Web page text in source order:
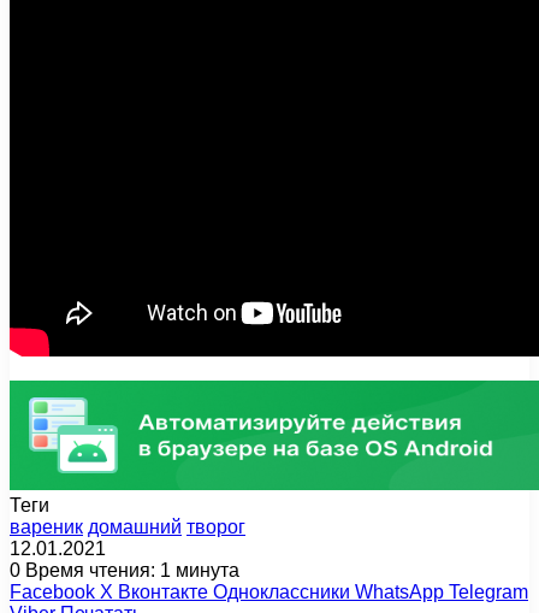
Теги
вареник домашний творог
12.01.2021
0 Время чтения: 1 минута
Facebook X Вконтакте Одноклассники WhatsApp Telegram